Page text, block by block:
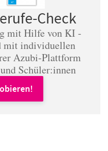
Check
mit Hilfe von KI -
mit individuellen
Azubi-Plattform
Schüler:innen